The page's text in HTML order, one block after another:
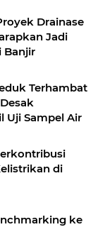
Drainase
Jadi
Banjir
Terhambat
Uji Sampel Air
di
ke